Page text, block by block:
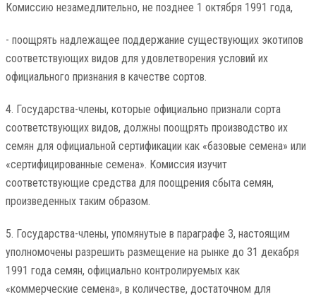
Комиссию незамедлительно, не позднее 1 октября 1991 года,
- поощрять надлежащее поддержание существующих экотипов
соответствующих видов для удовлетворения условий их
официального признания в качестве сортов.
4. Государства-члены, которые официально признали сорта
соответствующих видов, должны поощрять производство их
семян для официальной сертификации как «базовые семена» или
«сертифицированные семена». Комиссия изучит
соответствующие средства для поощрения сбыта семян,
произведенных таким образом.
5. Государства-члены, упомянутые в параграфе 3, настоящим
уполномочены разрешить размещение на рынке до 31 декабря
1991 года семян, официально контролируемых как
«коммерческие семена», в количестве, достаточном для